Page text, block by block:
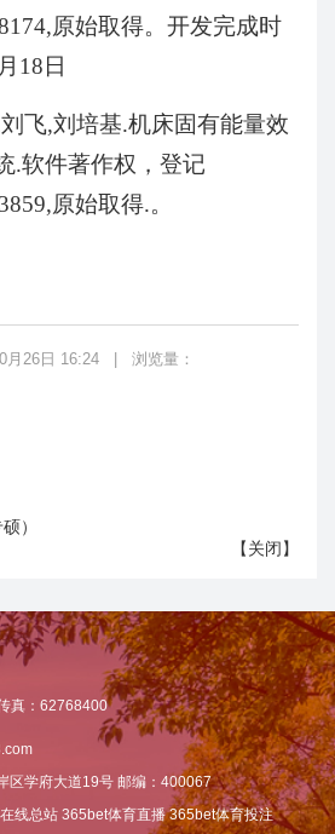
原始取得。开发完成时
月 18 日
刘飞,刘培基.机床固有能量效
.软件著作权，登记
原始取得.。
月26日 16:24 浏览量：
）
【关闭】
真：62768400
区学府大道19号 邮编：400067
线总站 365bet体育直播 365bet体育投注